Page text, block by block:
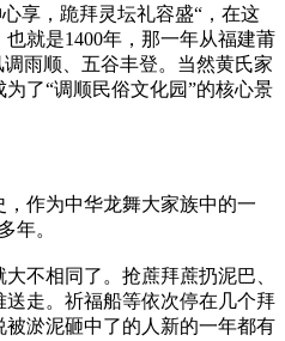
享，跪拜灵坛礼容盛“，在这
就是1400年，那一年从福建莆
雨顺、五谷丰登。当然黄氏家
了“调顺民俗文化园”的核心景
作为中华龙舞大家族中的一
年。
不相同了。抢蔗拜蔗扔泥巴、
走。祈福船等依次停在几个拜
淤泥砸中了的人新的一年都有